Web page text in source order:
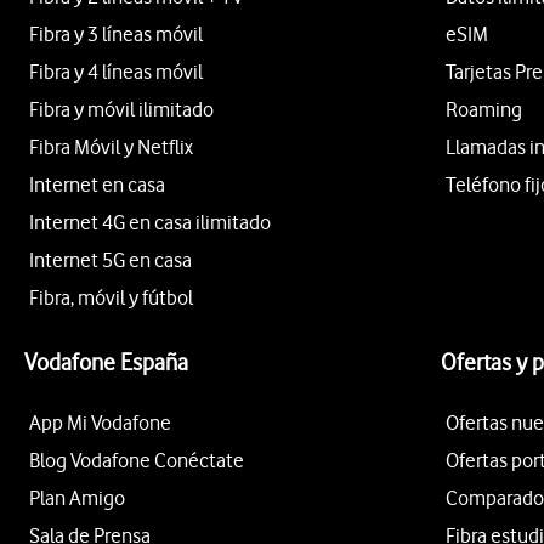
Fibra y 3 líneas móvil
Fibra y 4 líneas móvil
Fibra y móvil ilimitado
Fibra Móvil y Netflix
Internet en casa
Internet 4G en casa ilimitado
Internet 5G en casa
Fibra, móvil y fútbol
eSIM
Tarjetas
Roaming
Llamadas
Teléfono
Vodafone España
App Mi Vodafone
Blog Vodafone Conéctate
Plan Amigo
Sala de Prensa
Ofertas y
Ofertas
Ofertas
Fibra